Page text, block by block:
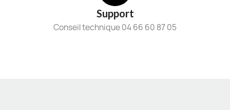
Support
Conseil technique 04 66 60 87 05